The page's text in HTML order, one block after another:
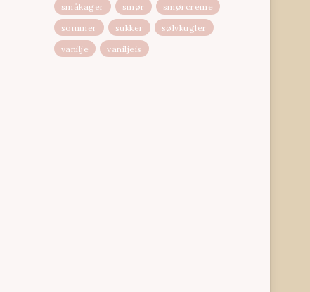
småkager
smør
smørcreme
sommer
sukker
sølvkugler
vanilje
vaniljeis